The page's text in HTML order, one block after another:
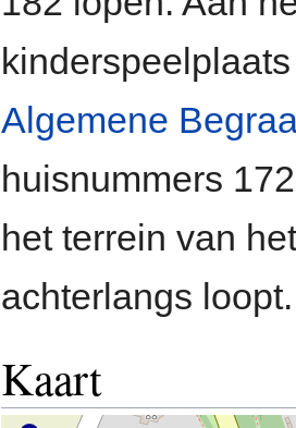
Algemene
huisnummers
het terrein van
achterlangs loopt.
Kaart